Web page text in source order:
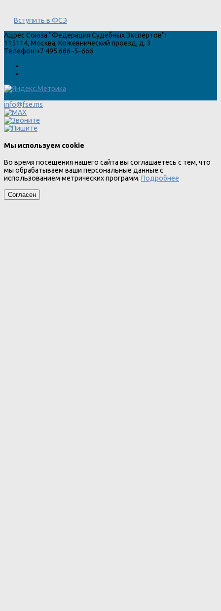
Вступить в ФСЭ
Адрес Союза "Федерация Судебных Экспертов":
115114, Москва, Кожевнический проезд, д. 3
Телефон:+7 495 666–5–666
info@fse.ms
Мы используем cookie
Во время посещения нашего сайта вы соглашаетесь с тем, что
мы обрабатываем ваши персональные данные с
использованием метрических программ. Подробнее
Согласен